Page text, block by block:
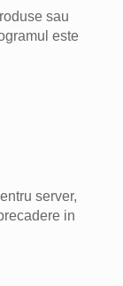
sau
este
server,
in